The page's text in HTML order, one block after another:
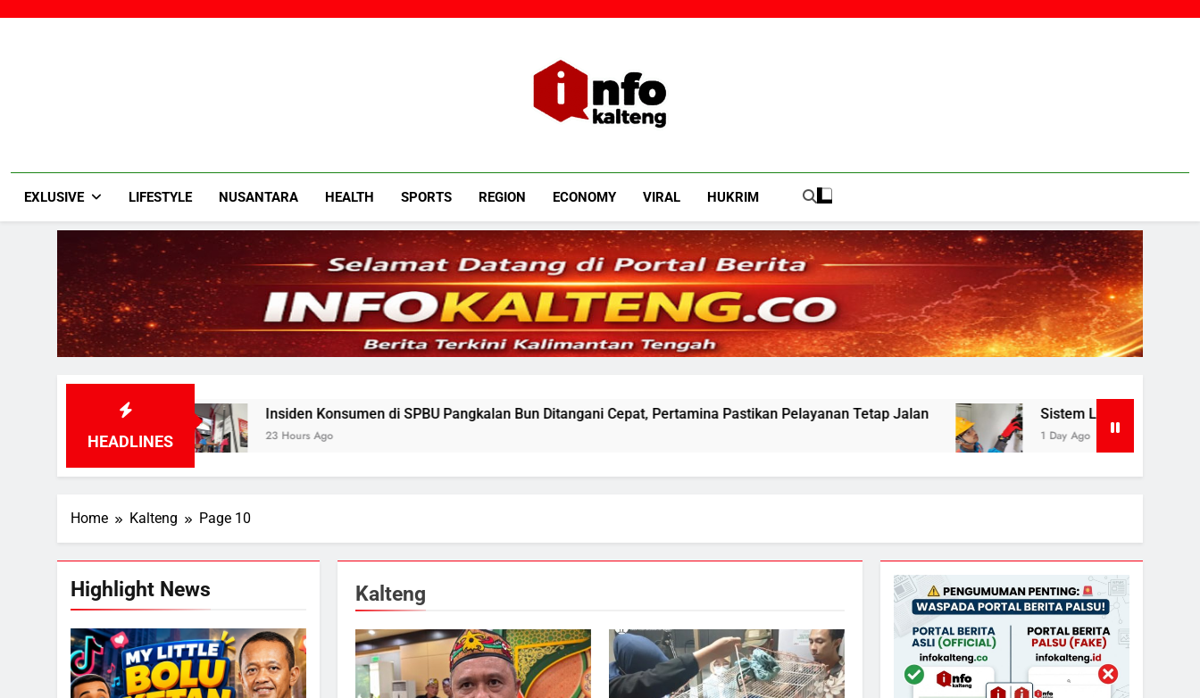
Infokalteng
EXLUSIVE LIFESTYLE NUSANTARA HEALTH SPORTS REGION ECONOMY VIRAL HUKRIM
HEADLINES
Insiden Konsumen di SPBU Pangkalan Bun Ditangani Cepat, Pertamina Pastikan Pelayanan Tetap Jalan
23 Hours Ago
Sistem Listrik Kalselteng Masih Siaga, PLN
Home Kalteng Page 10
Highlight News Kalteng